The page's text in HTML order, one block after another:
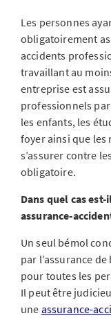
Les personnes
obligatoirement
accidents
travaillant au
entreprise est
professionnels
les enfants, les
foyer ainsi que les
s’assurer contre
obligatoire.
Dans quel cas
assurance-
Un seul bémol
par l’assurance
pour toutes les
Il peut être
une assurance-